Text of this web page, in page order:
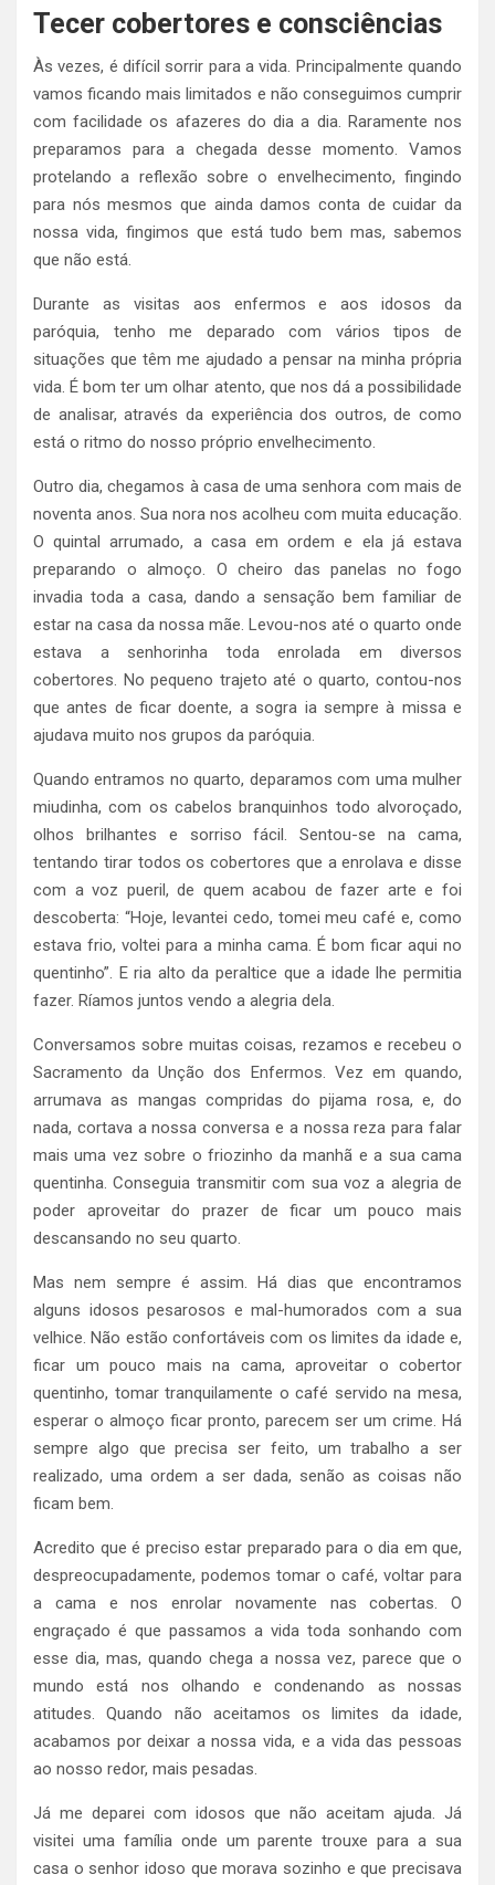
Tecer cobertores e consciências
Às vezes, é difícil sorrir para a vida. Principalmente quando
vamos ficando mais limitados e não conseguimos cumprir
com facilidade os afazeres do dia a dia. Raramente nos
preparamos para a chegada desse momento. Vamos
protelando a reflexão sobre o envelhecimento, fingindo
para nós mesmos que ainda damos conta de cuidar da
nossa vida, fingimos que está tudo bem mas, sabemos
que não está.
Durante as visitas aos enfermos e aos idosos da
paróquia, tenho me deparado com vários tipos de
situações que têm me ajudado a pensar na minha própria
vida. É bom ter um olhar atento, que nos dá a possibilidade
de analisar, através da experiência dos outros, de como
está o ritmo do nosso próprio envelhecimento.
Outro dia, chegamos à casa de uma senhora com mais de
noventa anos. Sua nora nos acolheu com muita educação.
O quintal arrumado, a casa em ordem e ela já estava
preparando o almoço. O cheiro das panelas no fogo
invadia toda a casa, dando a sensação bem familiar de
estar na casa da nossa mãe. Levou-nos até o quarto onde
estava a senhorinha toda enrolada em diversos
cobertores. No pequeno trajeto até o quarto, contou-nos
que antes de ficar doente, a sogra ia sempre à missa e
ajudava muito nos grupos da paróquia.
Quando entramos no quarto, deparamos com uma mulher
miudinha, com os cabelos branquinhos todo alvoroçado,
olhos brilhantes e sorriso fácil. Sentou-se na cama,
tentando tirar todos os cobertores que a enrolava e disse
com a voz pueril, de quem acabou de fazer arte e foi
descoberta: “Hoje, levantei cedo, tomei meu café e, como
estava frio, voltei para a minha cama. É bom ficar aqui no
quentinho”. E ria alto da peraltice que a idade lhe permitia
fazer. Ríamos juntos vendo a alegria dela.
Conversamos sobre muitas coisas, rezamos e recebeu o
Sacramento da Unção dos Enfermos. Vez em quando,
arrumava as mangas compridas do pijama rosa, e, do
nada, cortava a nossa conversa e a nossa reza para falar
mais uma vez sobre o friozinho da manhã e a sua cama
quentinha. Conseguia transmitir com sua voz a alegria de
poder aproveitar do prazer de ficar um pouco mais
descansando no seu quarto.
Mas nem sempre é assim. Há dias que encontramos
alguns idosos pesarosos e mal-humorados com a sua
velhice. Não estão confortáveis com os limites da idade e,
ficar um pouco mais na cama, aproveitar o cobertor
quentinho, tomar tranquilamente o café servido na mesa,
esperar o almoço ficar pronto, parecem ser um crime. Há
sempre algo que precisa ser feito, um trabalho a ser
realizado, uma ordem a ser dada, senão as coisas não
ficam bem.
Acredito que é preciso estar preparado para o dia em que,
despreocupadamente, podemos tomar o café, voltar para
a cama e nos enrolar novamente nas cobertas. O
engraçado é que passamos a vida toda sonhando com
esse dia, mas, quando chega a nossa vez, parece que o
mundo está nos olhando e condenando as nossas
atitudes. Quando não aceitamos os limites da idade,
acabamos por deixar a nossa vida, e a vida das pessoas
ao nosso redor, mais pesadas.
Já me deparei com idosos que não aceitam ajuda. Já
visitei uma família onde um parente trouxe para a sua
casa o senhor idoso que morava sozinho e que precisava